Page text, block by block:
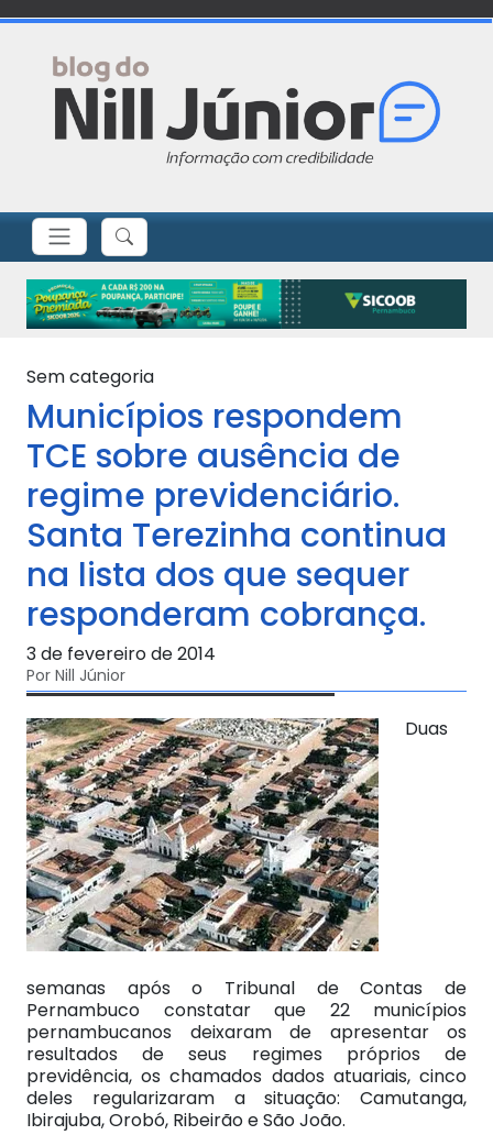
Sem categoria
Municípios respondem
TCE sobre ausência de
regime previdenciário.
Santa Terezinha continua
na lista dos que sequer
responderam cobrança.
3 de fevereiro de 2014
Por Nill Júnior
Duas
semanas após o Tribunal de Contas de
Pernambuco constatar que 22 municípios
pernambucanos deixaram de apresentar os
resultados de seus regimes próprios de
previdência, os chamados dados atuariais, cinco
deles regularizaram a situação: Camutanga,
Ibirajuba, Orobó, Ribeirão e São João.